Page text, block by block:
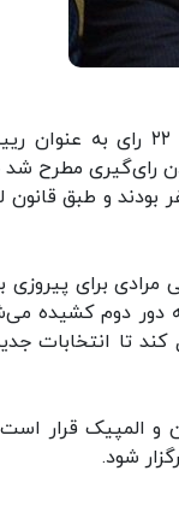
انتخابات فدراسیون وزنه‌برداری تیرماه سال ۹۸ برگزار شد و علی مرادی با ۲۲ رای به
رای‌گیری مطرح شد
رییس هیات آذربایجان شرقی، تعداد اعضای مجمع ۴۳ نفر بودند و طبق
برای پیروزی
دور دوم کشیده
تا انتخابات
المپیک قرار است
شود.